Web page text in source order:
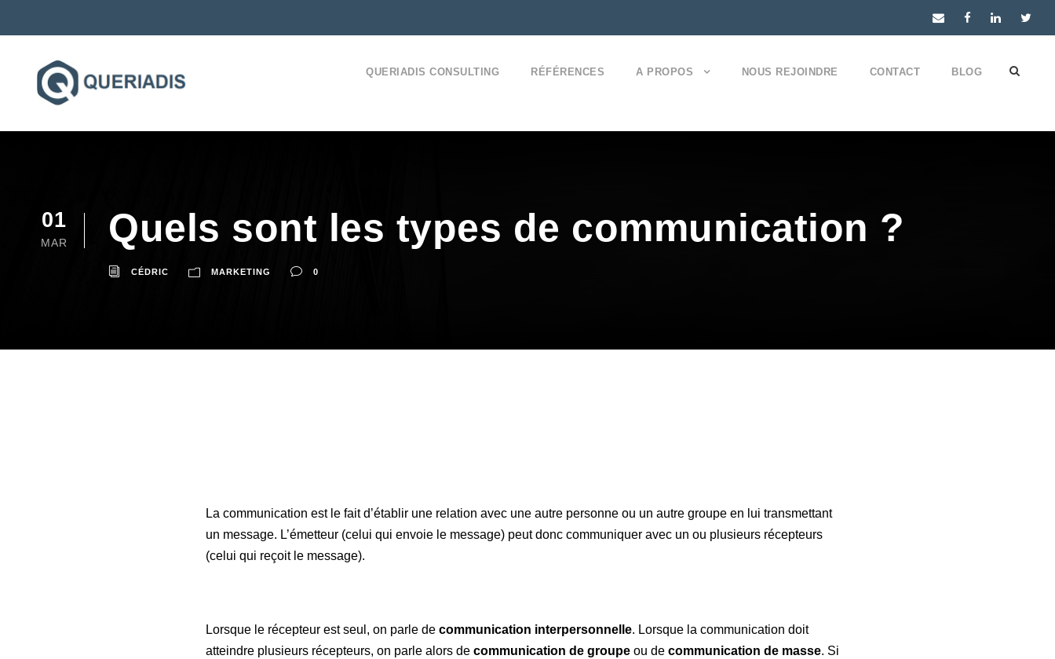
QUERIADIS CONSULTING RÉFÉRENCES A PROPOS NOUS REJOINDRE CONTACT BLOG
01
MAR Quels sont les types de communication ?
CÉDRIC MARKETING 0
La communication est le fait d’établir une relation avec une autre personne ou un autre groupe en lui transmettant
un message. L’émetteur (celui qui envoie le message) peut donc communiquer avec un ou plusieurs récepteurs
(celui qui reçoit le message).
Lorsque le récepteur est seul, on parle decommunication interpersonnelle. Lorsque la communication doit
atteindre plusieurs récepteurs, on parle alors decommunication de groupe ou decommunication de masse. Si